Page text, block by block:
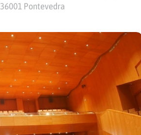
36001 Pontevedra